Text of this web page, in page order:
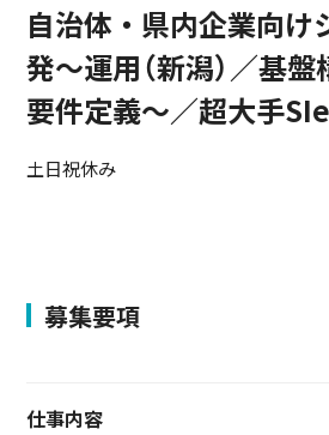
自治体・県内企業向け
発～運用（新潟）／基
要件定義～／超大手
土日祝休み
募集要項
仕事内容